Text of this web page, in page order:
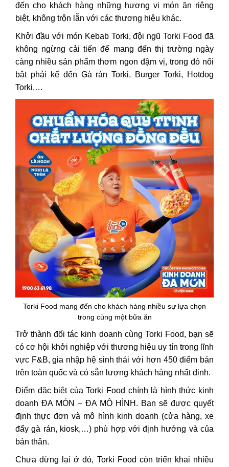
đến cho khách hàng những hương vị món ăn riêng
biệt, không trộn lẫn với các thương hiệu khác.
Khởi đầu với món Kebab Torki, đội ngũ Torki Food đã
không ngừng cải tiến để mang đến thị trường ngày
càng nhiều sản phẩm thơm ngon đậm vị, trong đó nổi
bật phải kể đến Gà rán Torki, Burger Torki, Hotdog
Torki,…
Torki Food mang đến cho khách hàng nhiều sự lựa chọn
trong cùng một bữa ăn
Trở thành đối tác kinh doanh cùng Torki Food, bạn sẽ
có cơ hội khởi nghiệp với thương hiệu uy tín trong lĩnh
vực F&B, gia nhập hệ sinh thái với hơn 450 điểm bán
trên toàn quốc và có sẵn lượng khách hàng nhất định.
Điểm đặc biệt của Torki Food chính là hình thức kinh
doanh ĐA MÓN – ĐA MÔ HÌNH. Bạn sẽ được quyết
định thực đơn và mô hình kinh doanh (cửa hàng, xe
đẩy gà rán, kiosk,…) phù hợp với định hướng và của
bản thân.
Chưa dừng lại ở đó, Torki Food còn triển khai nhiều